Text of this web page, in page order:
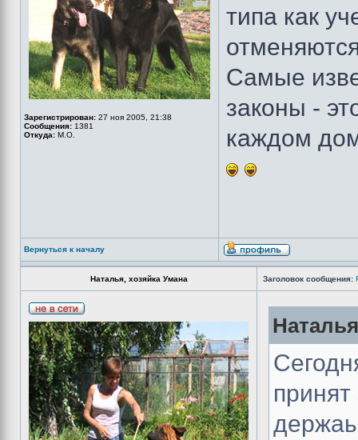
Зарегистрирован: 27 ноя 2005, 21:38
Сообщения: 1381
Откуда: М.О.
типа как
Самые
законы -
каждом
Вернуться к началу
Наталья, хозяйка Умана Заголовок сообщения: